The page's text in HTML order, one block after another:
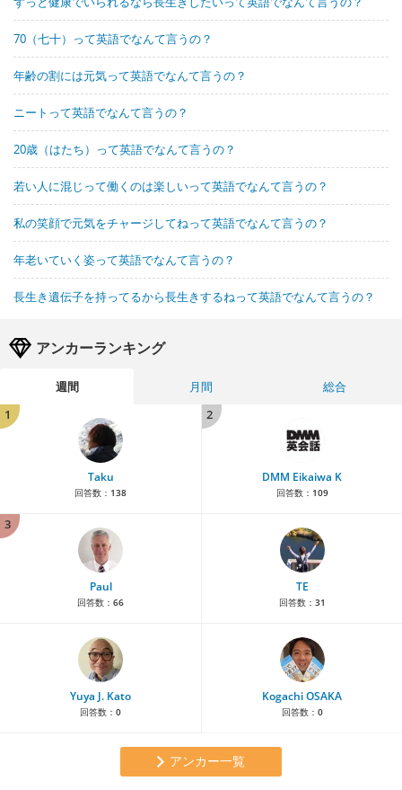
70（七十）って英語でなんて言うの？
年齢の割には元気って英語でなんて言うの？
ニートって英語でなんて言うの？
20歳（はたち）って英語でなんて言うの？
若い人に混じって働くのは楽しいって英語でなんて言うの？
私の笑顔で元気をチャージしてねって英語でなんて言うの？
年老いていく姿って英語でなんて言うの？
長生き遺伝子を持ってるから長生きするねって英語でなんて言うの？
アンカーランキング
週間 月間
総合
1
Taku
回答数： 138
2
DMM Eikaiwa K
回答数： 109
3
Paul
回答数： 66
TE
回答数： 31
Yuya J. Kato
回答数： 0
Kogachi OSAKA
回答数： 0
アンカー一覧